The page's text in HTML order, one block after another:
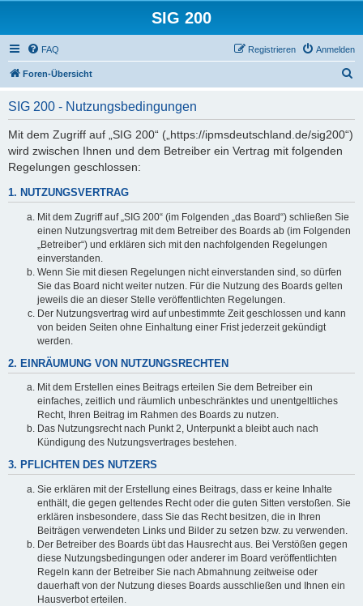
SIG 200
FAQ Anmelden
Registrieren
Foren-Übersicht
SIG 200 - Nutzungsbedingungen
Mit dem Zugriff auf „SIG 200“ („https://ipmsdeutschland.de/sig200“)
wird zwischen Ihnen und dem Betreiber ein Vertrag mit folgenden
Regelungen geschlossen:
1. NUTZUNGSVERTRAG
Mit dem Zugriff auf „SIG 200“ (im Folgenden „das Board“) schließen Sie
einen Nutzungsvertrag mit dem Betreiber des Boards ab (im Folgenden
„Betreiber“) und erklären sich mit den nachfolgenden Regelungen
einverstanden.
Wenn Sie mit diesen Regelungen nicht einverstanden sind, so dürfen
Sie das Board nicht weiter nutzen. Für die Nutzung des Boards gelten
jeweils die an dieser Stelle veröffentlichten Regelungen.
Der Nutzungsvertrag wird auf unbestimmte Zeit geschlossen und kann
von beiden Seiten ohne Einhaltung einer Frist jederzeit gekündigt
werden.
2. EINRÄUMUNG VON NUTZUNGSRECHTEN
Mit dem Erstellen eines Beitrags erteilen Sie dem Betreiber ein
einfaches, zeitlich und räumlich unbeschränktes und unentgeltliches
Recht, Ihren Beitrag im Rahmen des Boards zu nutzen.
Das Nutzungsrecht nach Punkt 2, Unterpunkt a bleibt auch nach
Kündigung des Nutzungsvertrages bestehen.
3. PFLICHTEN DES NUTZERS
Sie erklären mit der Erstellung eines Beitrags, dass er keine Inhalte
enthält, die gegen geltendes Recht oder die guten Sitten verstoßen. Sie
erklären insbesondere, dass Sie das Recht besitzen, die in Ihren
Beiträgen verwendeten Links und Bilder zu setzen bzw. zu verwenden.
Der Betreiber des Boards übt das Hausrecht aus. Bei Verstößen gegen
diese Nutzungsbedingungen oder anderer im Board veröffentlichten
Regeln kann der Betreiber Sie nach Abmahnung zeitweise oder
dauerhaft von der Nutzung dieses Boards ausschließen und Ihnen ein
Hausverbot erteilen.